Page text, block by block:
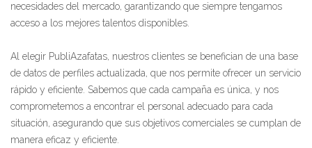
necesidades del mercado, garantizando que siempre tengamos
acceso a los mejores talentos disponibles.
Al elegir PubliAzafatas, nuestros clientes se benefician de una base
de datos de perfiles actualizada, que nos permite ofrecer un servicio
rápido y eficiente. Sabemos que cada campaña es única, y nos
comprometemos a encontrar el personal adecuado para cada
situación, asegurando que sus objetivos comerciales se cumplan de
manera eficaz y eficiente.